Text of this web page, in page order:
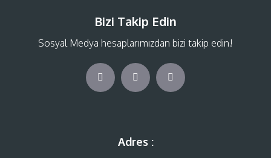
Bizi Takip Edin
Sosyal Medya hesaplarımızdan bizi takip edin!
Adres :